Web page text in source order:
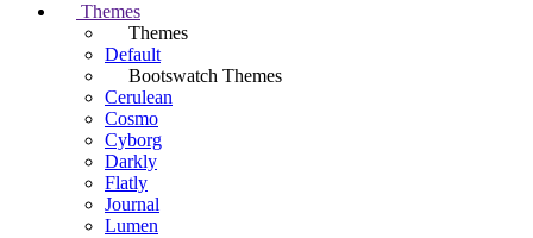
Themes
Themes
Default
Bootswatch Themes
Cerulean
Cosmo
Cyborg
Darkly
Flatly
Journal
Lumen